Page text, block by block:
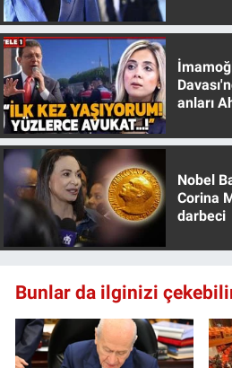
anları
Nobel
Corina
darbeci
Bunlar da ilginizi